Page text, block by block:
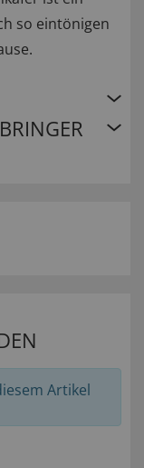
so eintönigen
Artikel